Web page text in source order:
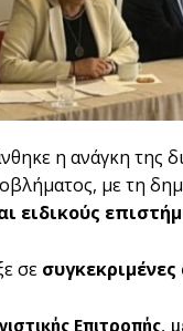
η ανάγκη της
με τη
ειδικούς
σε
Επιτροπής,